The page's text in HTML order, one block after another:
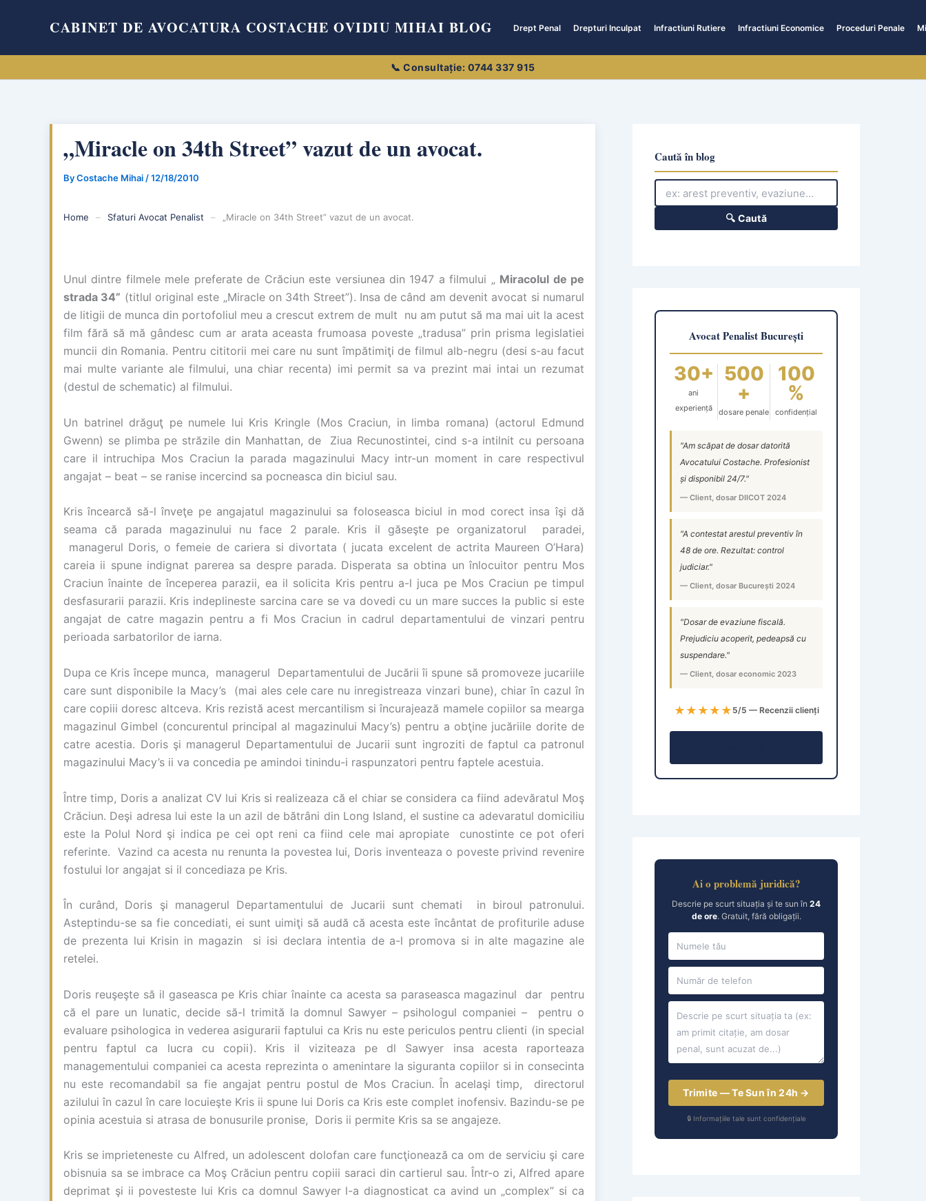
CABINET DE AVOCATURA COSTACHE OVIDIU MIHAI BLOG Drept Penal Drepturi Inculpat Infractiuni Rutiere Infractiuni Economice Proceduri Penale
„Miracle on 34th Street” vazut de un avocat.
ByCostache Mihai /12/18/2010
Home – Sfaturi Avocat Penalist – „Miracle on 34th Street” vazut de un avocat.
Unul dintre filmele mele preferate de Crăciun este versiunea din 1947 a filmului „ Miracolul de pe
strada 34” (titlul original este „Miracle on 34th Street”). Insa de când am devenit avocat si numarul
de litigii de munca din portofoliul meu a crescut extrem de mult nu am putut să ma mai uit la acest
film fără să mă gândesc cum ar arata aceasta frumoasa poveste „tradusa” prin prisma legislatiei
muncii din Romania. Pentru cititorii mei care nu sunt împătimiţi de filmul alb-negru (desi s-au facut
mai multe variante ale filmului, una chiar recenta) imi permit sa va prezint mai intai un rezumat
(destul de schematic) al filmului.
Un batrinel drăguţ pe numele lui Kris Kringle (Mos Craciun, in limba romana) (actorul Edmund
Gwenn) se plimba pe străzile din Manhattan, de Ziua Recunostintei, cind s-a intilnit cu persoana
care il intruchipa Mos Craciun la parada magazinului Macy intr-un moment in care respectivul
angajat – beat – se ranise incercind sa pocneasca din biciul sau.
Kris încearcă să-l înveţe pe angajatul magazinului sa foloseasca biciul in mod corect insa îşi dă
seama că parada magazinului nu face 2 parale. Kris il găseşte pe organizatorul paradei,
managerul Doris, o femeie de cariera si divortata ( jucata excelent de actrita Maureen O’Hara)
careia ii spune indignat parerea sa despre parada. Disperata sa obtina un înlocuitor pentru Mos
Craciun înainte de începerea parazii, ea il solicita Kris pentru a-l juca pe Mos Craciun pe timpul
desfasurarii parazii. Kris indeplineste sarcina care se va dovedi cu un mare succes la public si este
angajat de catre magazin pentru a fi Mos Craciun in cadrul departamentului de vinzari pentru
perioada sarbatorilor de iarna.
Dupa ce Kris începe munca, managerul Departamentului de Jucării îi spune să promoveze jucariile
care sunt disponibile la Macy’s (mai ales cele care nu inregistreaza vinzari bune), chiar în cazul în
care copiii doresc altceva. Kris rezistă acest mercantilism si încurajează mamele copiilor sa mearga
magazinul Gimbel (concurentul principal al magazinului Macy’s) pentru a obţine jucăriile dorite de
catre acestia. Doris şi managerul Departamentului de Jucarii sunt ingroziti de faptul ca patronul
magazinului Macy’s ii va concedia pe amindoi tinindu-i raspunzatori pentru faptele acestuia.
Între timp, Doris a analizat CV lui Kris si realizeaza că el chiar se considera ca fiind adevăratul Moş
Crăciun. Deşi adresa lui este la un azil de bătrâni din Long Island, el sustine ca adevaratul domiciliu
este la Polul Nord şi indica pe cei opt reni ca fiind cele mai apropiate cunostinte ce pot oferi
referinte. Vazind ca acesta nu renunta la povestea lui, Doris inventeaza o poveste privind revenire
fostului lor angajat si il concediaza pe Kris.
În curând, Doris şi managerul Departamentului de Jucarii sunt chemati in biroul patronului.
Asteptindu-se sa fie concediati, ei sunt uimiţi să audă că acesta este încântat de profiturile aduse
de prezenta lui Krisin in magazin si isi declara intentia de a-l promova si in alte magazine ale
retelei.
Doris reuşeşte să il gaseasca pe Kris chiar înainte ca acesta sa paraseasca magazinul dar pentru
că el pare un lunatic, decide să-l trimită la domnul Sawyer – psihologul companiei – pentru o
evaluare psihologica in vederea asigurarii faptului ca Kris nu este periculos pentru clienti (in special
pentru faptul ca lucra cu copii). Kris il viziteaza pe dl Sawyer insa acesta raporteaza
managementului companiei ca acesta reprezinta o amenintare la siguranta copiilor si in consecinta
nu este recomandabil sa fie angajat pentru postul de Mos Craciun. În acelaşi timp, directorul
azilului în cazul în care locuieşte Kris ii spune lui Doris ca Kris este complet inofensiv. Bazindu-se pe
opinia acestuia si atrasa de bonusurile pronise, Doris ii permite Kris sa se angajeze.
Kris se imprieteneste cu Alfred, un adolescent dolofan care funcţionează ca om de serviciu şi care
obisnuia sa se imbrace ca Moş Crăciun pentru copiii saraci din cartierul sau. Într-o zi, Alfred apare
deprimat şi ii povesteste lui Kris ca domnul Sawyer l-a diagnosticat ca avind un „complex” si ca
Caută în blog
🔍 Caută
Avocat Penalist București
30+
ani
experiență
500
+
dosare penale
100
%
confidențial
"Am scăpat de dosar datorită
Avocatului Costache. Profesionist
și disponibil 24/7."
— Client, dosar DIICOT 2024
"A contestat arestul preventiv în
48 de ore. Rezultat: control
judiciar."
— Client, dosar București 2024
"Dosar de evaziune fiscală.
Prejudiciu acoperit, pedeapsă cu
suspendare."
— Client, dosar economic 2023
★★★★★ 5/5 — Recenzii clienți
Ai o problemă juridică?
Descrie pe scurt situația și te sun în 24
de ore. Gratuit, fără obligații.
Trimite — Te Sun în 24h →
🔒 Informațiile tale sunt confidențiale